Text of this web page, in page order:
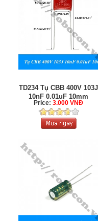
TD234 Tụ CBB 400V 103J
10nF 0.01uF 10mm
Price:3.000 VNĐ